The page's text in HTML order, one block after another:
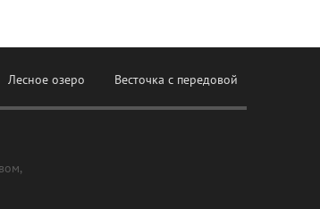
Лесное озеро Весточка с передовой